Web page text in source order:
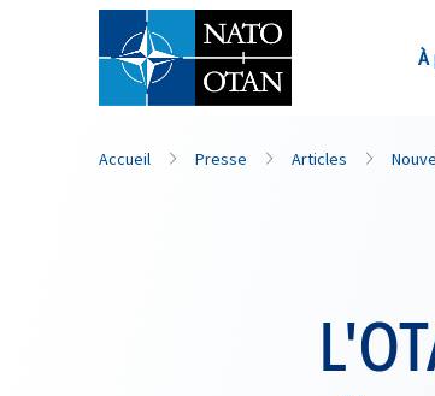
À
Nom de famille*
Accueil Presse Articles